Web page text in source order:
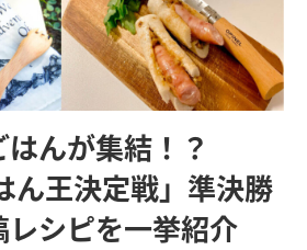
んが集結！？
ん王決定戦」準決勝
シピを一挙紹介